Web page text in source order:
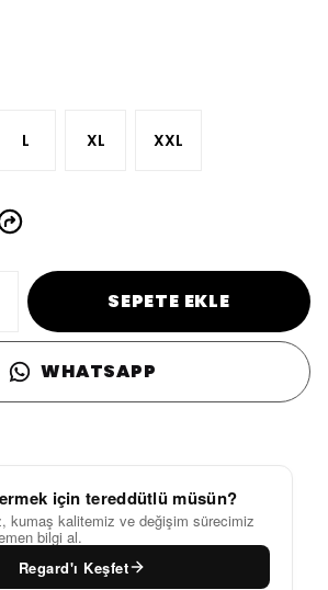
L XL XXL
SEPETE EKLE
WHATSAPP
için tereddütlü müsün?
kumaş kalitemiz ve değişim sürecimiz
bilgi al.
Regard'ı Keşfet